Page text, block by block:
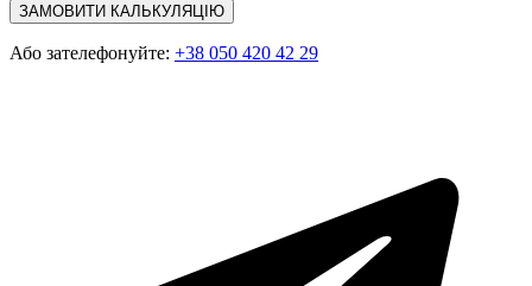
ЗАМОВИТИ КАЛЬКУЛЯЦІЮ
Або зателефонуйте: +38 050 420 42 29